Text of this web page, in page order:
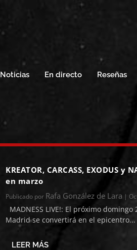
Noticias En directo Reseñas
KREATOR, CARCASS, EXODUS
en marzo
Publicado por Rafa González de Lara |
MADNESS LIVE!: El próximo
Madrid se convertirá en el epicentro...
LEER MÁS